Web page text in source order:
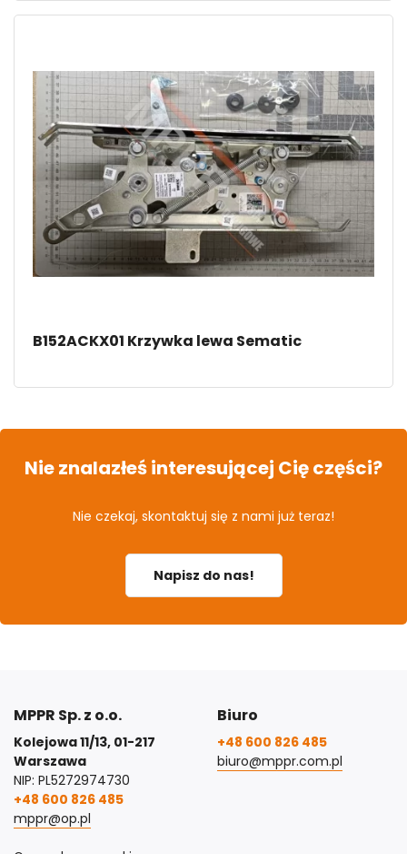
B152ACKX01 Krzywka lewa Sematic
Nie znalazłeś interesującej Cię części?
Nie czekaj, skontaktuj się z nami już teraz!
Napisz do nas!
MPPR Sp. z o.o.
Kolejowa 11/13, 01-217
Warszawa
NIP: PL5272974730
+48 600 826 485
mppr@op.pl
Biuro
+48 600 826 485
biuro@mppr.com.pl